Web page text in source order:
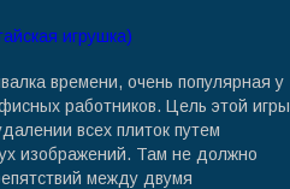
времени, очень популярная у
работников. Цель этой игры
всех плиток путем
изображений. Там не должно
между двумя